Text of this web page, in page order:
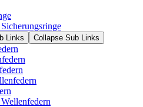
Links Collapse Sub Links